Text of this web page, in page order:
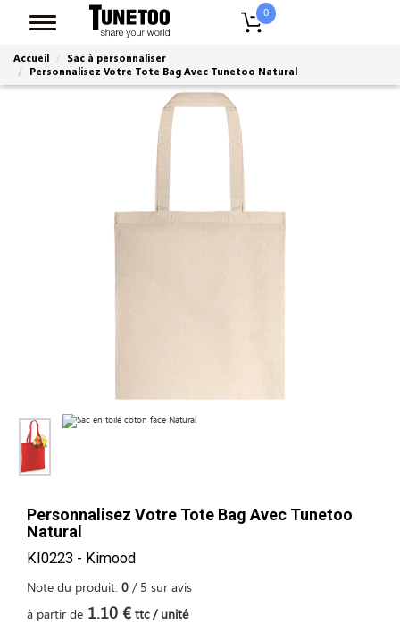
0
Accueil
Sac à personnaliser
Personnalisez Votre Tote Bag Avec Tunetoo Natural
Personnalisez Votre Tote Bag Avec Tunetoo
Natural
KI0223 - Kimood
Note du produit: 0 / 5 sur avis
à partir de 1.10 € ttc / unité